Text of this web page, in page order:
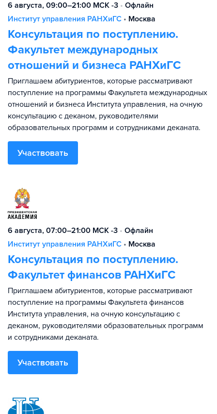
6 августа, 09:00–21:00 МСК -3 • Офлайн
Институт управления РАНХиГС • Москва
Консультация по поступлению.
Факультет международных
отношений и бизнеса РАНХиГС
Приглашаем абитуриентов, которые рассматривают
поступление на программы Факультета международных
отношений и бизнеса Института управления, на очную
консультацию с деканом, руководителями
образовательных программ и сотрудниками деканата.
Участвовать
6 августа, 07:00–21:00 МСК -3 • Офлайн
Институт управления РАНХиГС • Москва
Консультация по поступлению.
Факультет финансов РАНХиГС
Приглашаем абитуриентов, которые рассматривают
поступление на программы Факультета финансов
Института управления, на очную консультацию с
деканом, руководителями образовательных программ
и сотрудниками деканата.
Участвовать